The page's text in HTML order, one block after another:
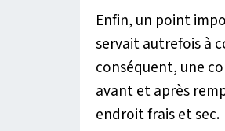
Enfin, un point
servait autrefois à
conséquent, une
avant et après
endroit frais et sec.